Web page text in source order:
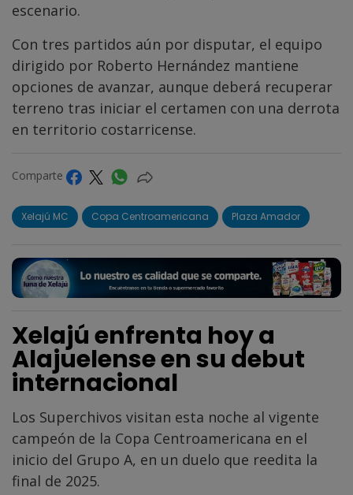
escenario.
Con tres partidos aún por disputar, el equipo
dirigido por Roberto Hernández mantiene
opciones de avanzar, aunque deberá recuperar
terreno tras iniciar el certamen con una derrota
en territorio costarricense.
Comparte
Xelajú MC Copa Centroamericana Plaza Amador
Xelajú enfrenta hoy a
Alajuelense en su debut
internacional
Los Superchivos visitan esta noche al vigente
campeón de la Copa Centroamericana en el
inicio del Grupo A, en un duelo que reedita la
final de 2025.